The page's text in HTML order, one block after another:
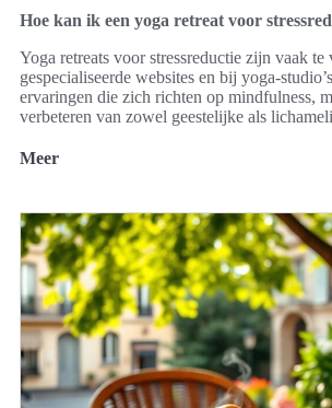
Hoe kan ik een yoga retreat voor
Yoga retreats voor stressreductie zijn vaak te
gespecialiseerde websites en bij yoga-
ervaringen die zich richten op mindfulness,
verbeteren van zowel geestelijke als
Meer